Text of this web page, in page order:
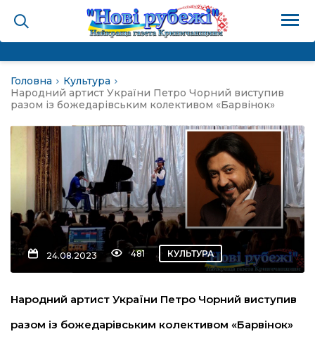
громада
не буває
Головна
Культура
Народний артист України Петро Чорний виступив
разом із божедарівським колективом «Барвінок»
24.08.2023 481 КУЛЬТУРА
Народний артист України Петро Чорний виступив
разом із божедарівським колективом «Барвінок»